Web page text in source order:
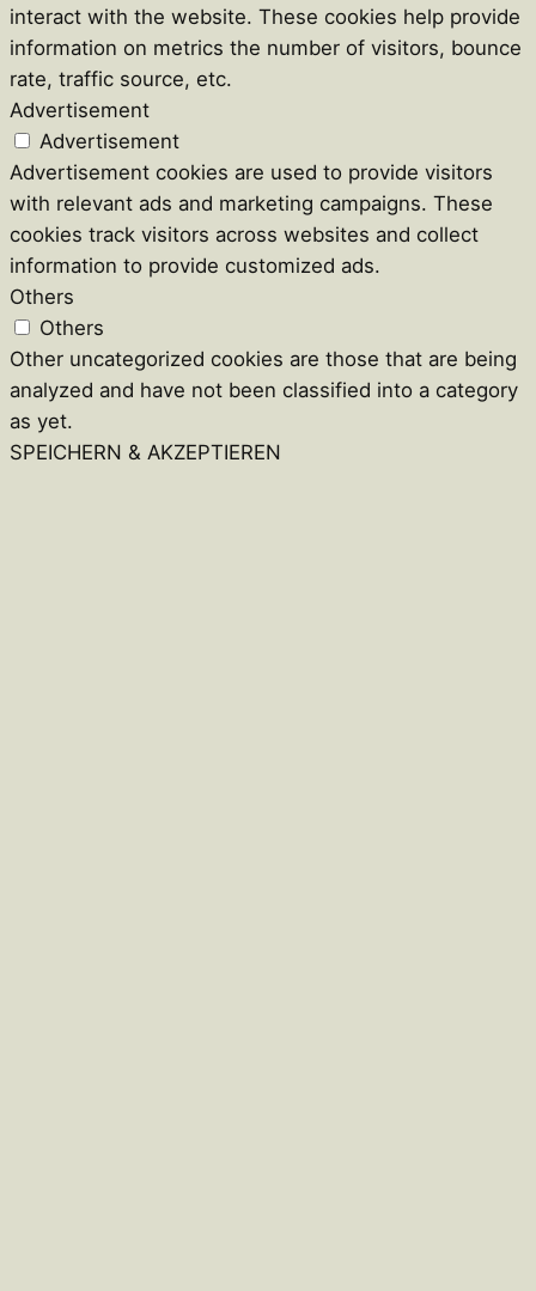
interact with the website. These cookies help provide
information on metrics the number of visitors, bounce
rate, traffic source, etc.
Advertisement
Advertisement
Advertisement cookies are used to provide visitors
with relevant ads and marketing campaigns. These
cookies track visitors across websites and collect
information to provide customized ads.
Others
Others
Other uncategorized cookies are those that are being
analyzed and have not been classified into a category
as yet.
SPEICHERN & AKZEPTIEREN